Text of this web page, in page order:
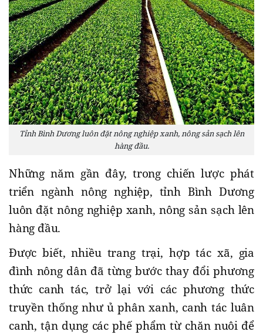
Tỉnh Bình Dương luôn đặt nông nghiệp xanh, nông sản sạch lên
hàng đầu.
Những năm gần đây, trong chiến lược phát
triển ngành nông nghiệp, tỉnh Bình Dương
luôn đặt nông nghiệp xanh, nông sản sạch lên
hàng đầu.
Được biết, nhiều trang trại, hợp tác xã, gia
đình nông dân đã từng bước thay đổi phương
thức canh tác, trở lại với các phương thức
truyền thống như ủ phân xanh, canh tác luân
canh, tận dụng các phế phẩm từ chăn nuôi để